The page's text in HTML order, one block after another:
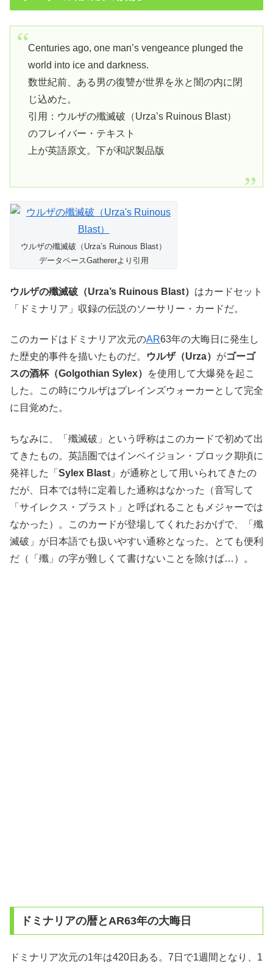
Centuries ago, one man’s vengeance plunged the
world into ice and darkness.
数世紀前、ある男の復讐が世界を氷と闇の内に閉
じ込めた。
引用：ウルザの殲滅破（Urza’s Ruinous Blast）
のフレイバー・テキスト
上が英語原文。下が和訳製品版
ウルザの殲滅破（Urza’s Ruinous Blast）
データベースGathererより引用
ウルザの殲滅破（Urza’s Ruinous Blast） はカードセット
「ドミナリア」収録の伝説のソーサリー・カードだ。
このカードはドミナリア次元のAR63年の大晦日に発生し
た歴史的事件を描いたものだ。
ウルザ（Urza） がゴーゴ
スの酒杯（Golgothian Sylex）
を使用して大爆発を起こ
した。この時にウルザはプレインズウォーカーとして完全
に目覚めた。
ちなみに、「殲滅破」という呼称はこのカードで初めて出
てきたもの。英語圏ではインベイジョン・ブロック期頃に
発祥した「 Sylex Blast 」が通称として用いられてきたの
だが、日本では特に定着した通称はなかった（音写して
「サイレクス・ブラスト」と呼ばれることもメジャーでは
なかった）。このカードが登場してくれたおかげで、「殲
滅破」が日本語でも扱いやすい通称となった。とても便利
だ（「殲」の字が難しくて書けないことを除けば…）。
ドミナリアの暦とAR63年の大晦日
ドミナリア次元の1年は420日ある。7日で1週間となり、1